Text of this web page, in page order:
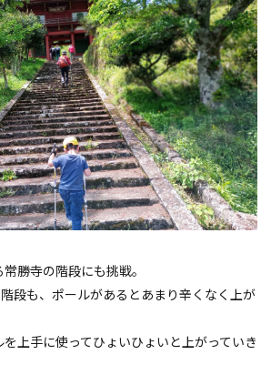
勝寺の階段にも挑戦。
段も、ポールがあるとあまり辛くなく上が
上手に使ってひょいひょいと上がっていき